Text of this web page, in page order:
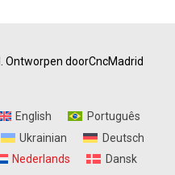
Ontworpen doorCncMadrid
English
Português
Ukrainian
Deutsch
Nederlands Dansk